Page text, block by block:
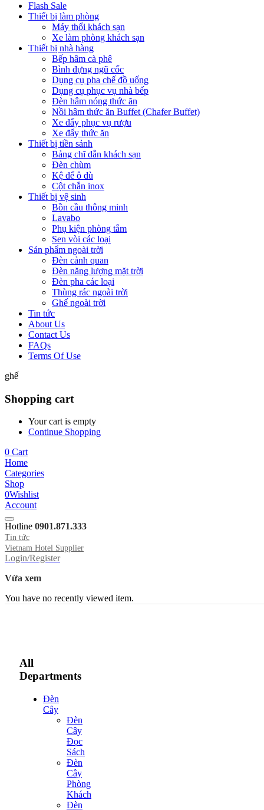
Flash Sale
Thiết bị làm phòng
Máy thổi khách sạn
Xe làm phòng khách sạn
Thiết bị nhà hàng
Bếp hâm cà phê
Bình đựng ngũ cốc
Dụng cụ pha chế đồ uống
Dụng cụ phục vụ nhà bếp
Đèn hâm nóng thức ăn
Nồi hâm thức ăn Buffet (Chafer Buffet)
Xe đẩy phục vụ rượu
Xe đẩy thức ăn
Thiết bị tiền sảnh
Bảng chĩ dẫn khách sạn
Đèn chùm
Kệ để ô dù
Cột chắn inox
Thiết bị vệ sinh
Bồn cầu thông minh
Lavabo
Phụ kiện phòng tắm
Sen vòi các loại
Sản phẩm ngoài trời
Đèn cảnh quan
Đèn năng lượng mặt trời
Đèn pha các loại
Thùng rác ngoài trời
Ghế ngoài trời
Tin tức
About Us
Contact Us
FAQs
Terms Of Use
ghế
Shopping cart
Your cart is empty
Continue Shopping
0 Cart
Home
Categories
Shop
0Wishlist
Account
Hotline 0901.871.333
Tin tức
Vietnam Hotel Supplier
Login/Register
Vừa xem
You have no recently viewed item.
All
Departments
Đèn
Cây
Đèn
Cây
Đọc
Sách
Đèn
Cây
Phòng
Khách
Đèn